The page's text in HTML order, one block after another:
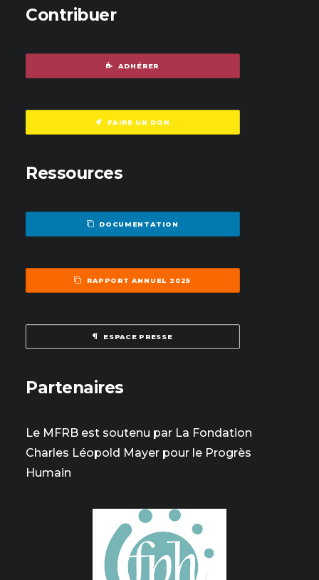
Contribuer
ADHÉRER
FAIRE UN DON
Ressources
DOCUMENTATION
RAPPORT ANNUEL 2025
ESPACE PRESSE
Partenaires
Le MFRB est soutenu par La Fondation
Charles Léopold Mayer pour le Progrès
Humain